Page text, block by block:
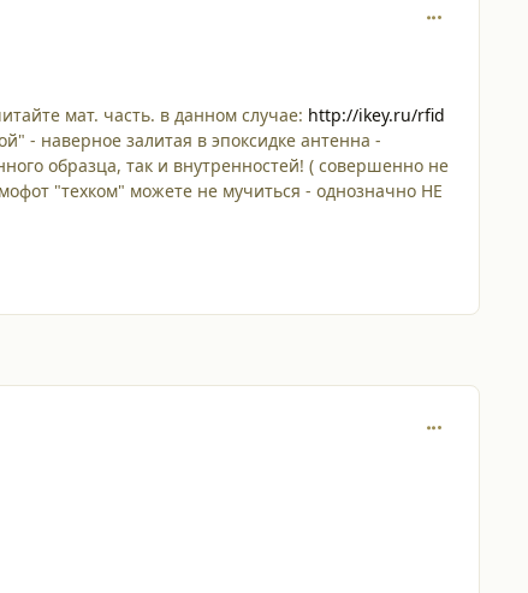
мат. часть. в данном случае: http://ikey.ru/rfid
- наверное залитая в эпоксидке антенна -
образца, так и внутренностей! ( совершенно не
"техком" можете не мучиться - однозначно НЕ